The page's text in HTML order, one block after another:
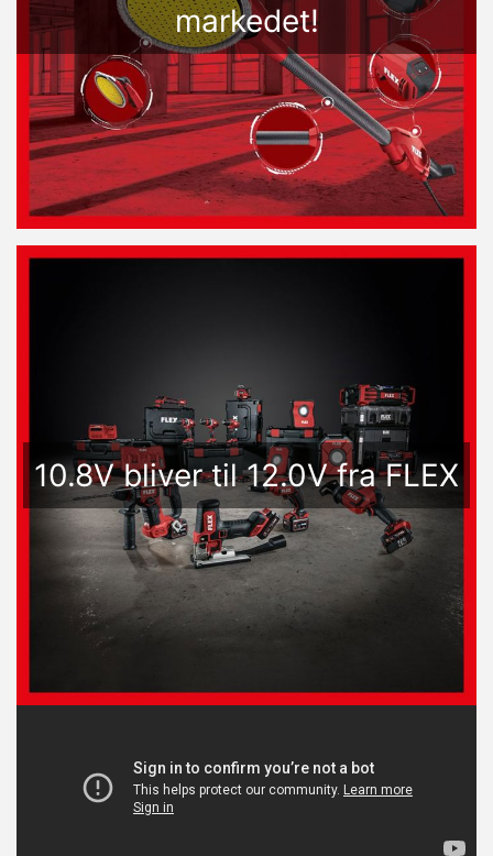
markedet!
10.8V bliver til 12.0V fra FLEX